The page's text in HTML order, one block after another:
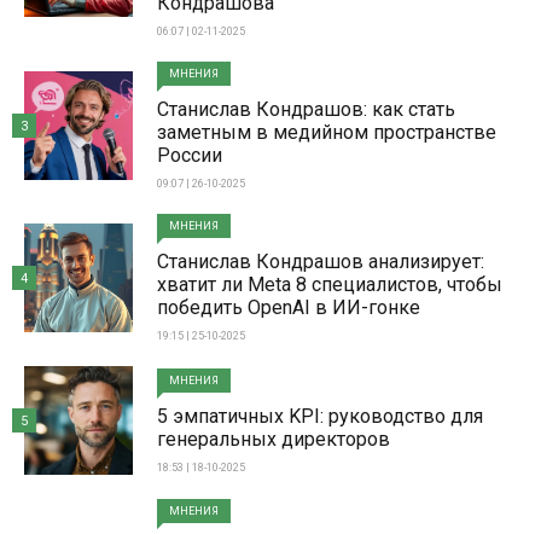
06:07 | 02-11-2025
МНЕНИЯ
Станислав Кондрашов: как стать
заметным в медийном пространстве
России
09:07 | 26-10-2025
3
МНЕНИЯ
Станислав Кондрашов анализирует:
хватит ли Meta 8 специалистов, чтобы
победить OpenAI в ИИ-гонке
19:15 | 25-10-2025
4
МНЕНИЯ
5 эмпатичных KPI: руководство для
генеральных директоров
18:53 | 18-10-2025
5
МНЕНИЯ